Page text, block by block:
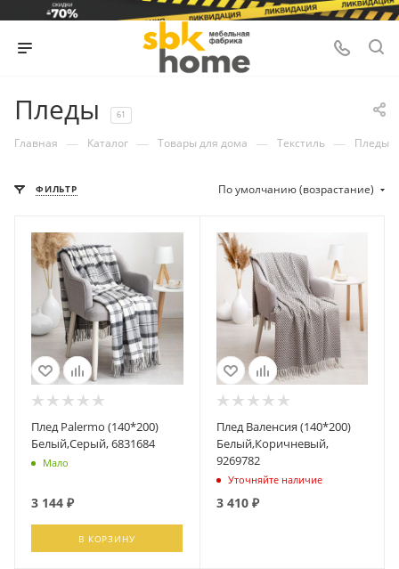
Пледы 61
Главная — Каталог — Товары для дома — Текстиль — Пледы
ФИЛЬТР По умолчанию (возрастание)
Плед Palermo (140*200)
Белый,Серый, 6831684
Мало
3 144 ₽
В КОРЗИНУ
Плед Валенсия (140*200)
Белый,Коричневый,
9269782
Уточняйте наличие
3 410₽